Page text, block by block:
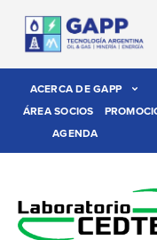
ACERCA DE GAPP
ÁREA SOCIOS
AGENDA